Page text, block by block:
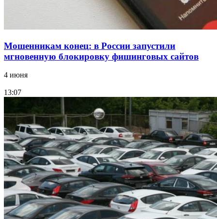
Мошенникам конец: в России запустили
мгновенную блокировку фишинговых сайтов
4 июня
13:07